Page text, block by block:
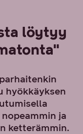
löytyy
hyökkäyksen
ja
ketterämmin.